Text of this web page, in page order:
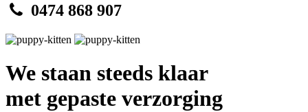
0474 868 907
We staan steeds klaar
met gepaste verzorging